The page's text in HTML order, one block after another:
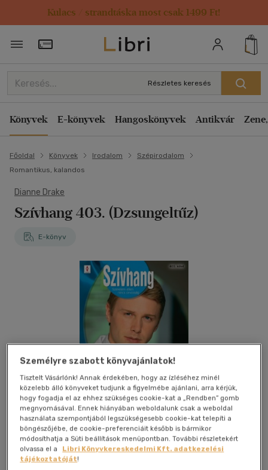
Kulacs / strandtáska most csak 1499 Ft!
Törzsvásárlói Kártya adatai
Részletes keresés
Könyvek E-könyvek Hangoskönyvek Antikvár
Főoldal Könyvek Irodalom
Szépirodalom
Romantikus, kalandos
Dianne Drake
Szívhang 403. (Dzsungeltűz)
E-könyv
Kívánságlistához adom
Személyre szabott könyvajánlatok!
Tisztelt Vásárlónk! Annak érdekében, hogy az ízléséhez minél
közelebb álló könyveket tudjunk a figyelmébe ajánlani, arra kérjük,
hogy fogadja el az ehhez szükséges cookie-kat a „Rendben” gomb
megnyomásával. Ennek hiányában weboldalunk csak a weboldal
használata szempontjából legszükségesebb cookie-kat telepíti a
böngészőjébe, de cookie-preferenciáit később is bármikor
módosíthatja a Süti beállítások menüpontban. További részletekért
olvassa el a
Libri Könyvkereskedelmi Kft. adatkezelési
tájékoztatóját!